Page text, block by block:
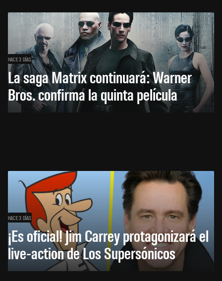
HACE 3 DÍAS
La saga Matrix continuará: Warner
Bros. confirma la quinta película
HACE 3 DÍAS
¡Es oficial! Jim Carrey protagonizará el
live-action de Los Supersónicos